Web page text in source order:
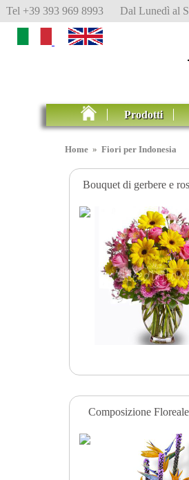
Tel +39 393 969 8993 Dal Lunedì al
Prodotti
Home »Fiori per Indonesia
Bouquet di gerbere e
Composizione